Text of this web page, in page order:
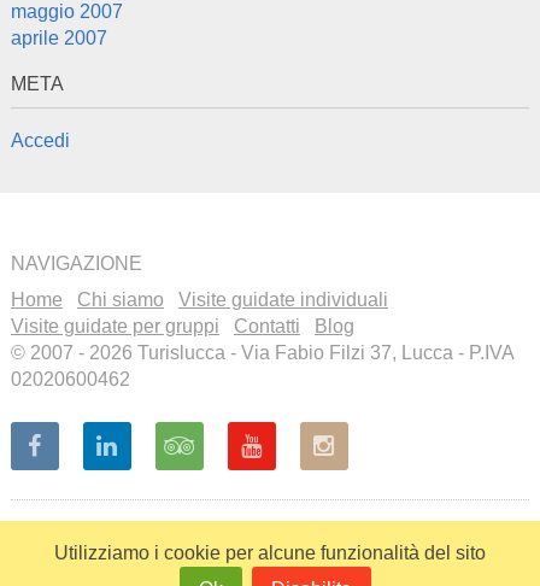
Utilizziamo i cookie per alcune funzionalità del sito
maggio 2007
aprile 2007
META
Accedi
NAVIGAZIONE
Home
Chi siamo
Visite guidate individuali
Visite guidate per gruppi
Contatti
Blog
© 2007 - 2026 Turislucca - Via Fabio Filzi 37, Lucca - P.IVA
02020600462
Recensioni a cura di Visita ilnostro profilo